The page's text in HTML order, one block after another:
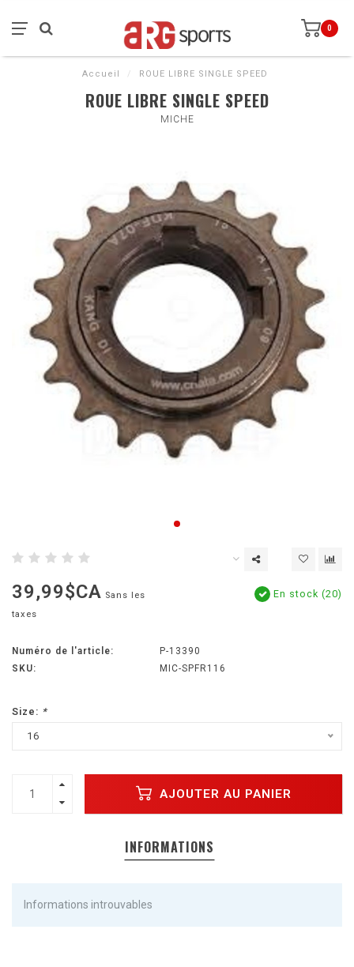
0
Accueil / ROUE LIBRE SINGLE SPEED
ROUE LIBRE SINGLE SPEED
MICHE
39,99$CA Sans les
taxes
En stock (20)
Numéro de l'article:
P-13390
SKU:
MIC-SPFR116
Size: *
16
AJOUTER AU PANIER
INFORMATIONS
Informations introuvables